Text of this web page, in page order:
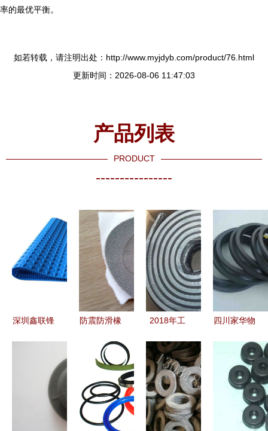
率的最优平衡。
如若转载，请注明出处：http://www.myjdyb.com/product/76.html
更新时间：2026-08-06 11:47:03
产品列表
PRODUCT
----------------
深圳鑫联锋
的专业力量
防震防滑橡
维应用与得
力电子辅料
制品厂简介
2018年工
品价格走势
与市场批发
分析
四川家华物
公司 继承
重庆西南橡
胶总厂成都
销售 匠心
坚守橡胶制